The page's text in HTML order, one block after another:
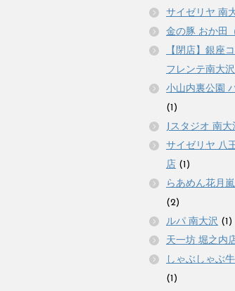
サイゼリヤ 南
金の豚 おか田
【閉店】銀座
フレンテ南大
小山内裏公園
(1)
Jスタジオ 南大
サイゼリヤ 八
店 (1)
らあめん花月
(2)
ルパ 南大沢 (1)
天一坊 堀之内
しゃぶしゃぶ
(1)